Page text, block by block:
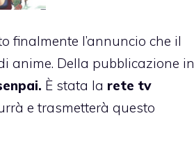
finalmente l’annuncio che il
anime. Della pubblicazione in
È stata la rete tv
e trasmetterà questo